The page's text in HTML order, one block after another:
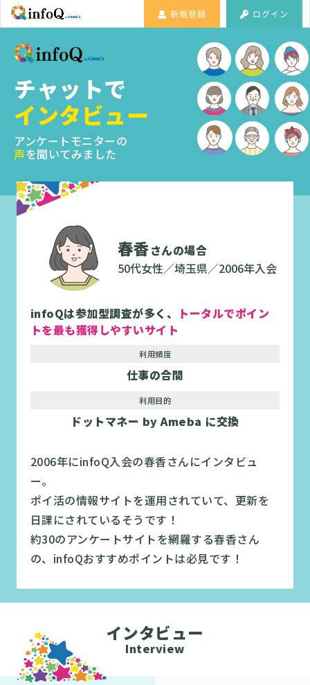
新規登録 ログイン
チャットで
インタビュー
アンケートモニターの
声を聞いてみました
春香さんの場合
50代女性／埼玉県／2006年入会
infoQは参加型調査が多く、 トータルでポイン
トを最も獲得しやすいサイト
利用頻度
仕事の合間
利用目的
ドットマネー by Ameba に交換
2006年にinfoQ入会の春香さんにインタビュ
ー。
ポイ活の情報サイトを運用されていて、更新を
日課にされているそうです！
約30のアンケートサイトを網羅する春香さん
の、infoQおすすめポイントは必見です！
インタビュー
Interview